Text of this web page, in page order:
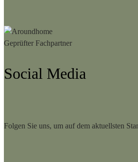
Social Media
Folgen Sie uns, um auf dem aktuellsten